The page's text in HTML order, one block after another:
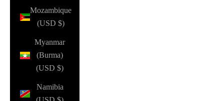
Mozambique
(USD $)
Myanmar
(Burma)
(USD $)
Namibia